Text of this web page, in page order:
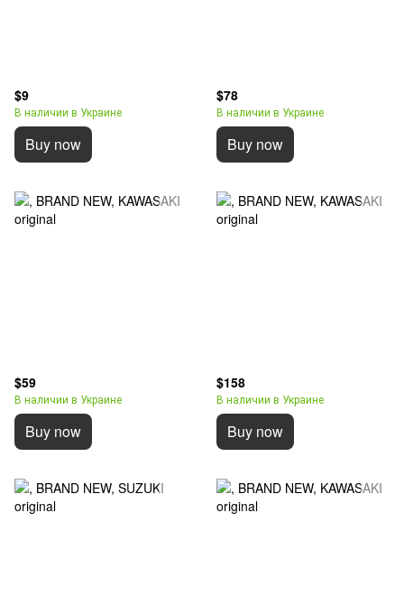
$9
В наличии в Украине
Buy now
$78
В наличии в Украине
Buy now
$59
В наличии в Украине
Buy now
$158
В наличии в Украине
Buy now